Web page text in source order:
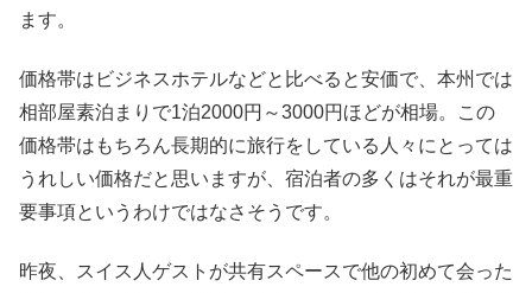
ます。
価格帯はビジネスホテルなどと比べると安価で、本州では
相部屋素泊まりで1泊2000円～3000円ほどが相場。この
価格帯はもちろん長期的に旅行をしている人々にとっては
うれしい価格だと思いますが、宿泊者の多くはそれが最重
要事項というわけではなさそうです。
昨夜、スイス人ゲストが共有スペースで他の初めて会った